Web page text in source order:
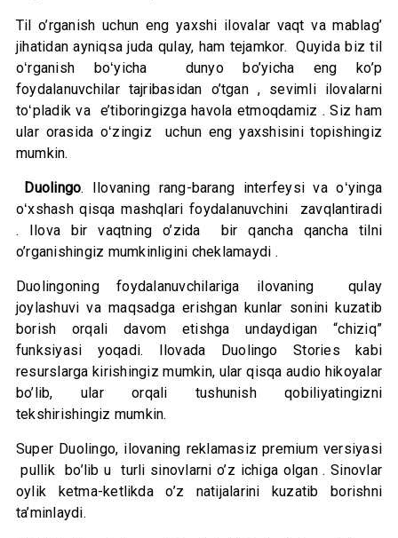
Til o’rganish uchun eng yaxshi ilovalar vaqt va mablag’
jihatidan ayniqsa juda qulay, ham tejamkor. Quyida biz til
oʻrganish boʻyicha dunyo bo’yicha eng ko’p
foydalanuvchilar tajribasidan o’tgan , sevimli ilovalarni
toʻpladik va e’tiboringizga havola etmoqdamiz . Siz ham
ular orasida oʻzingiz uchun eng yaxshisini topishingiz
mumkin.
Duolingo. Ilovaning rang-barang interfeysi va oʻyinga
oʻxshash qisqa mashqlari foydalanuvchini zavqlantiradi
. Ilova bir vaqtning o’zida bir qancha qancha tilni
o’rganishingiz mumkinligini cheklamaydi .
Duolingoning foydalanuvchilariga ilovaning qulay
joylashuvi va maqsadga erishgan kunlar sonini kuzatib
borish orqali davom etishga undaydigan “chiziq”
funksiyasi yoqadi. Ilovada Duolingo Stories kabi
resurslarga kirishingiz mumkin, ular qisqa audio hikoyalar
bo’lib, ular orqali tushunish qobiliyatingizni
tekshirishingiz mumkin.
Super Duolingo, ilovaning reklamasiz premium versiyasi
pullik bo’lib u turli sinovlarni o’z ichiga olgan . Sinovlar
oylik ketma-ketlikda o’z natijalarini kuzatib borishni
ta’minlaydi.